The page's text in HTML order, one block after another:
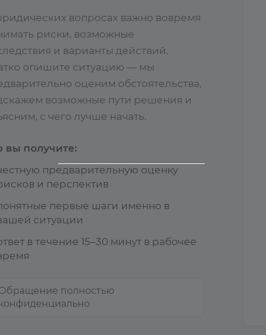
вопросах важно вовремя
риски, возможные
и варианты действий.
опишите ситуацию — мы
оценим обстоятельства,
возможные пути решения и
с чего лучше начать.
вы получите:
предварительную оценку
и перспектив
первые шаги именно в
ситуации
в течение 15–30 минут в рабочее
полностью
конфиденциально